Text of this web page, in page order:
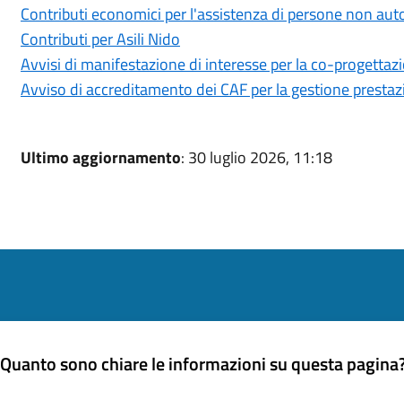
Contributi economici per l'assistenza di persone non
Contributi per Asili Nido
Avvisi di manifestazione di interesse per la co-
Avviso di accreditamento dei CAF per la gestione
Ultimo aggiornamento: 30 luglio 2026, 11:18
Quanto sono chiare le informazioni su questa